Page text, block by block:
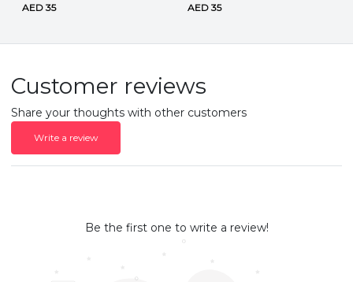
AED 35 AED 35
Customer reviews
Share your thoughts with other customers
Write a review
Be the first one to write a review!